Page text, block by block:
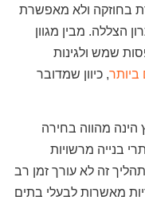
בחוזקה ולא מאפשרת
הצללה. מבין מגוון
שמש ולגינות
ביותר, כיוון שמדובר
מהווה בחירה
בנייה מרשויות
זה לא עורך זמן רב
מאשרות לבעלי בתים